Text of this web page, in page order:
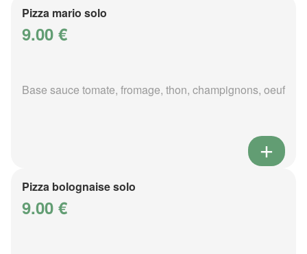
Pizza mario solo
9.00 €
Base sauce tomate, fromage, thon, champignons, oeuf
Pizza bolognaise solo
9.00 €